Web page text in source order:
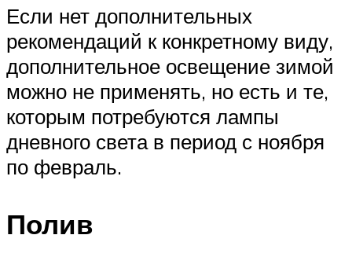
Если нет дополнительных
рекомендаций к конкретному виду,
дополнительное освещение зимой
можно не применять, но есть и те,
которым потребуются лампы
дневного света в период с ноября
по февраль.
Полив